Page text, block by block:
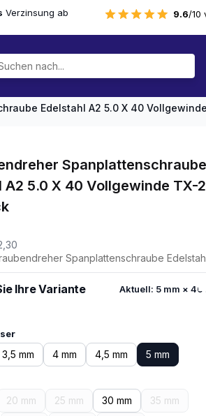
Verzinsung ab
9.6/10
Edelstahl A2 5.0 X 40
Spanplattenschraube
A2 5.0 X 40 Vollgewinde TX-
Spanplattenschraube Edelstahl A2 5.0 X 40 Vollgewinde TX-25
Ihre Variante Aktuell: 5 mm × 40
3,5 mm 4 mm 4,5 mm 5 mm
20 mm 25 mm 30 mm
35 mm